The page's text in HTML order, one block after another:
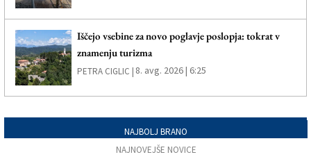
Iščejo vsebine za novo poglavje poslopja: tokrat v
znamenju turizma
PETRA CIGLIC | 8. avg. 2026 | 6:25
NAJBOLJ BRANO
NAJNOVEJŠE NOVICE